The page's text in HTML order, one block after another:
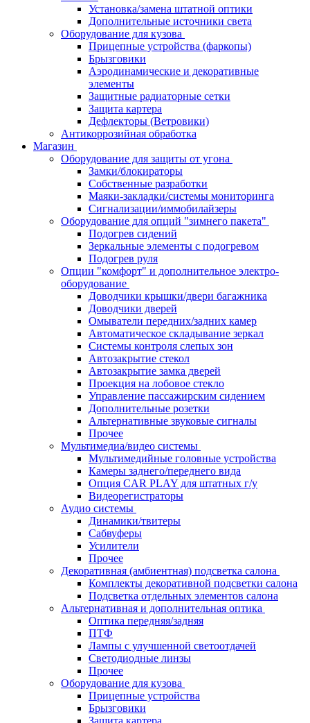
Установка/замена штатной оптики
Дополнительные источники света
Оборудование для кузова
Прицепные устройства (фаркопы)
Брызговики
Аэродинамические и декоративные
элементы
Защитные радиаторные сетки
Защита картера
Дефлекторы (Ветровики)
Антикоррозийная обработка
Магазин
Оборудование для защиты от угона
Замки/блокираторы
Собственные разработки
Маяки-закладки/системы мониторинга
Сигнализации/иммобилайзеры
Оборудование для опций "зимнего пакета"
Подогрев сидений
Зеркальные элементы с подогревом
Подогрев руля
Опции "комфорт" и дополнительное электро-
оборудование
Доводчики крышки/двери багажника
Доводчики дверей
Омыватели передних/задних камер
Автоматическое складывание зеркал
Системы контроля слепых зон
Автозакрытие стекол
Автозакрытие замка дверей
Проекция на лобовое стекло
Управление пассажирским сидением
Дополнительные розетки
Альтернативные звуковые сигналы
Прочее
Мультимедиа/видео системы
Мультимедийные головные устройства
Камеры заднего/переднего вида
Опция CAR PLAY для штатных г/у
Видеорегистраторы
Аудио системы
Динамики/твитеры
Сабвуферы
Усилители
Прочее
Декоративная (амбиентная) подсветка салона
Комплекты декоративной подсветки салона
Подсветка отдельных элементов салона
Альтернативная и дополнительная оптика
Оптика передняя/задняя
ПТФ
Лампы с улучшенной светоотдачей
Светодиодные линзы
Прочее
Оборудование для кузова
Прицепные устройства
Брызговики